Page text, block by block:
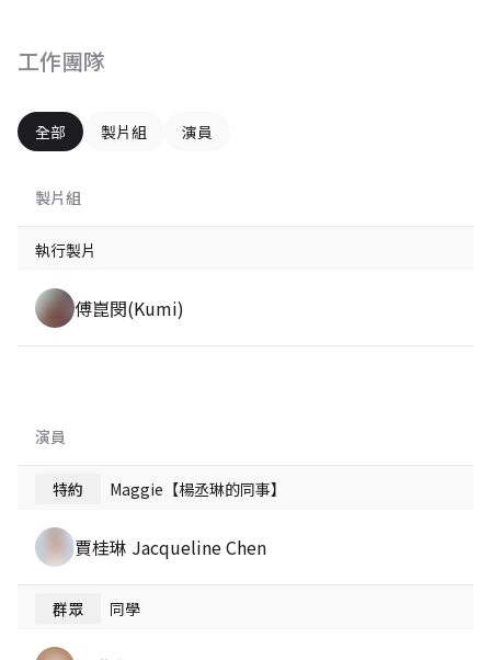
工作團隊
全部 製片組 演員
製片組
執行製片
傅崑閔(Kumi)
演員
特約 Maggie【楊丞琳的同事】
賈桂琳 Jacqueline Chen
群眾 同學